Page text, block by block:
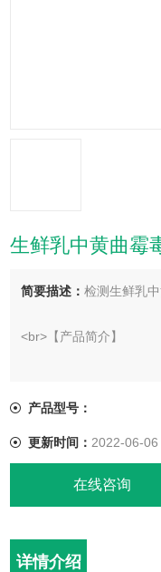
生鲜乳中黄曲霉
简要描述：检测生鲜乳
<br>【产品简介】
性检测生鲜乳中黄曲霉
0.05-0.5ppb。
产品型号：
更新时间： 2022-06-06
在线咨询
详情介绍